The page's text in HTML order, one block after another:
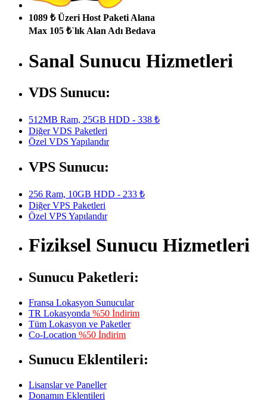
1089 ₺ Üzeri Host Paketi Alana
Max 105 ₺`lık Alan Adı Bedava
Sanal Sunucu Hizmetleri
VDS Sunucu:
512MB Ram, 25GB HDD - 338 ₺
Diğer VDS Paketleri
Özel VDS Yapılandır
VPS Sunucu:
256 Ram, 10GB HDD - 233 ₺
Diğer VPS Paketleri
Özel VPS Yapılandır
Fiziksel Sunucu Hizmetleri
Sunucu Paketleri:
Fransa Lokasyon Sunucular
TR Lokasyonda %50 İndirim
Tüm Lokasyon ve Paketler
Co-Location %50 İndirim
Sunucu Eklentileri:
Lisanslar ve Paneller
Donamın Eklentileri